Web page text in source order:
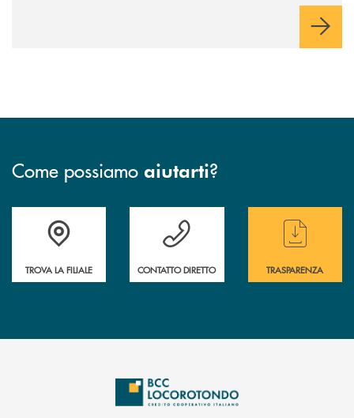
Come possiamo aiutarti?
Accedi all' elenco completo delle filiali
TROVA LA FILIALE
Hai bisogno di assistenza immediata ?
CONTATTO DIRETTO
Hai bisogno di
TRASPARENZA